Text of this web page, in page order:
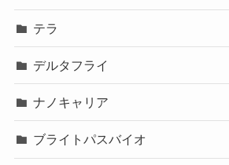
テラ
デルタフライ
ナノキャリア
ブライトパスバイオ